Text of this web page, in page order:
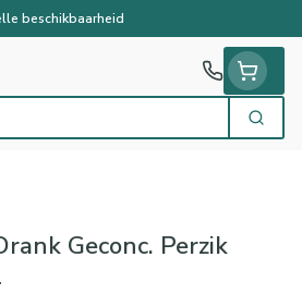
beschikbaarheid
Zoek
Geconc. Perzik